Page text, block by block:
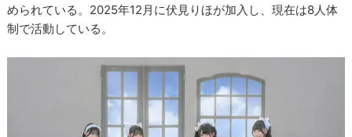
められている。2025年12月に伏見りほが加入し、現在は8人体
制で活動している。